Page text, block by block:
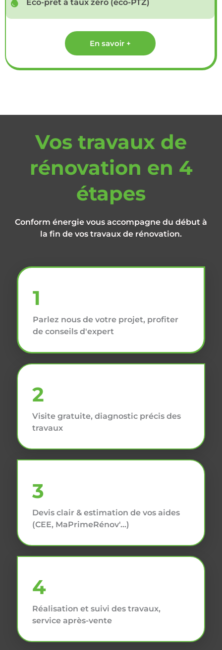
Eco-prêt à taux zéro (éco-PTZ)
En savoir +
Vos travaux de
rénovation en 4
étapes
Conform énergie vous accompagne du début à
la fin de vos travaux de rénovation.
1
Parlez nous de votre projet, profiter
de conseils d'expert
2
Visite gratuite, diagnostic précis des
travaux
3
Devis clair & estimation de vos aides
(CEE, MaPrimeRénov'...)
4
Réalisation et suivi des travaux,
service après-vente